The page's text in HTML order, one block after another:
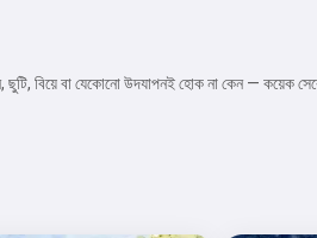
বিয়ে বা যেকোনো উদযাপনই হোক না কেন — কয়েক